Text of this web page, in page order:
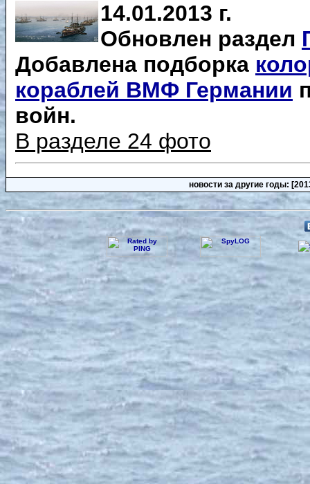
14.01.2013 г.
Обновлен раздел
Добавлена подборка
кораблей ВМФ Германии
войн.
В разделе 24 фото
новости за другие годы: